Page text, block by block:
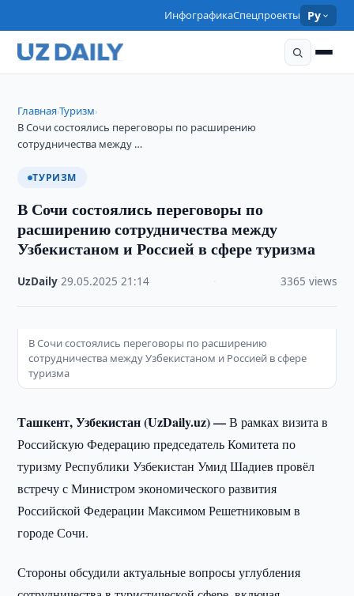
ИнфографикаСпецпроекты Ру
Главная›Туризм›
В Сочи состоялись переговоры по расширению
сотрудничества между …
ТУРИЗМ
В Сочи состоялись переговоры по
расширению сотрудничества между
Узбекистаном и Россией в сфере туризма
UzDaily ·29.05.2025 ·21:14 3365 views
В Сочи состоялись переговоры по расширению
сотрудничества между Узбекистаном и Россией в сфере
туризма
Ташкент, Узбекистан (UzDaily.uz) —В рамках визита в
Российскую Федерацию председатель Комитета по
туризму Республики Узбекистан Умид Шадиев провёл
встречу с Министром экономического развития
Российской Федерации Максимом Решетниковым в
городе Сочи.
Стороны обсудили актуальные вопросы углубления